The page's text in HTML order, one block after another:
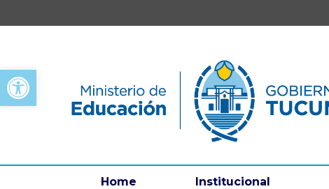
Open toolbar
Home Institucional